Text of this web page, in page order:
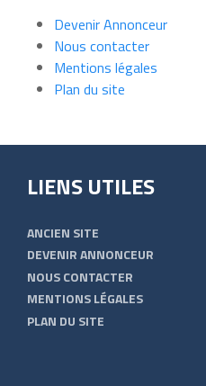
Devenir Annonceur
Nous contacter
Mentions légales
Plan du site
LIENS UTILES
ANCIEN SITE
DEVENIR ANNONCEUR
NOUS CONTACTER
MENTIONS LÉGALES
PLAN DU SITE